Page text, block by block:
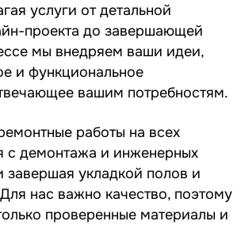
услуги от детальной
проекта до завершающей
мы внедряем ваши идеи,
и функциональное
вашим потребностям.
работы на всех
с демонтажа и инженерных
завершая укладкой полов и
нас важно качество, поэтому
проверенные материалы и